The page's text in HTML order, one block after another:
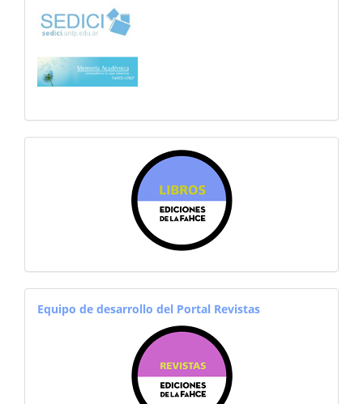
equiporevistas
Equipo de desarrollo del Portal Revistas